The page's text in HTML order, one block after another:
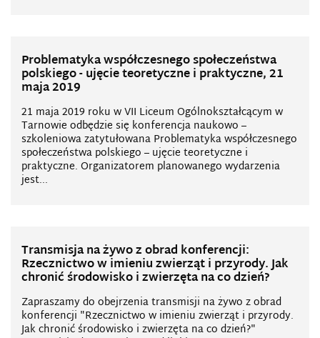
Problematyka współczesnego społeczeństwa
polskiego - ujęcie teoretyczne i praktyczne, 21
maja 2019
21 maja 2019 roku w VII Liceum Ogólnokształcącym w
Tarnowie odbędzie się konferencja naukowo –
szkoleniowa zatytułowana Problematyka współczesnego
społeczeństwa polskiego – ujęcie teoretyczne i
praktyczne. Organizatorem planowanego wydarzenia
jest...
Transmisja na żywo z obrad konferencji:
Rzecznictwo w imieniu zwierząt i przyrody. Jak
chronić środowisko i zwierzęta na co dzień?
Zapraszamy do obejrzenia transmisji na żywo z obrad
konferencji "Rzecznictwo w imieniu zwierząt i przyrody.
Jak chronić środowisko i zwierzęta na co dzień?"